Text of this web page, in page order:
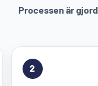
Processen är
2